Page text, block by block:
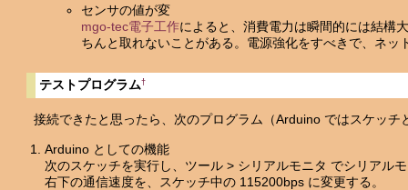
センサの値が変
mgo-tec電子工作によると、消費電力は瞬間的には結構
ちんと取れないことがある。電源強化をすべきで、ネ
テストプログラム†
接続できたと思ったら、次のプログラム（Arduino ではスケッチ
Arduino としての機能
次のスケッチを実行し、ツール > シリアルモニタ でシリアル
右下の通信速度を、スケッチ中の 115200bps に変更する。